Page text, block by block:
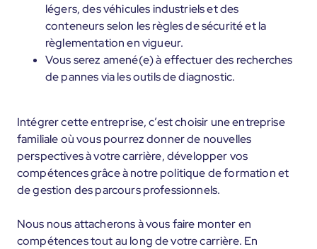
légers, des véhicules industriels et des
conteneurs selon les règles de sécurité et la
règlementation en vigueur.
Vous serez amené(e) à effectuer des recherches
de pannes via les outils de diagnostic.
Intégrer cette entreprise, c’est choisir une entreprise
familiale où vous pourrez donner de nouvelles
perspectives à votre carrière, développer vos
compétences grâce à notre politique de formation et
de gestion des parcours professionnels.
Nous nous attacherons à vous faire monter en
compétences tout au long de votre carrière. En